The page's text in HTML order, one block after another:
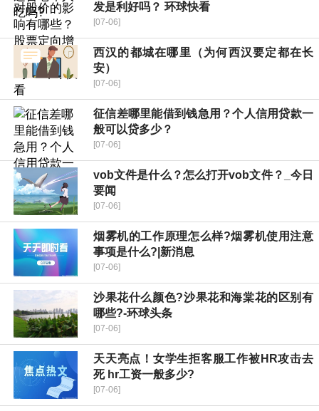
发是利好吗？ 环球快看
[07-06]
西汉的都城在哪里（为何西汉要定都在长
安）
[07-06]
征信差哪里能借到钱急用？个人信用贷款一
般可以贷多少？
[07-06]
vob文件是什么？怎么打开vob文件？_今日
要闻
[07-06]
烟雾机的工作原理怎么样?烟雾机使用注意
事项是什么?|新消息
[07-06]
沙果花什么颜色?沙果花和海棠花的区别有
哪些?-环球头条
[07-06]
天天亮点！女学生拒客服工作被HR攻击去
死 hr工资一般多少?
[07-06]